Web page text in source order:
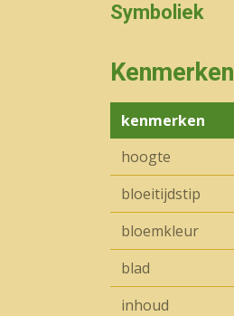
Symboliek
Kenmerken
kenmerken
hoogte
bloeitijdstip
bloemkleur
blad
inhoud